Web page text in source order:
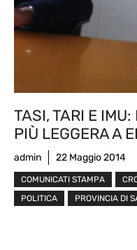
TASI, TARI E
PIÙ LEGGERA A
admin 22 Maggio 2014
COMUNICATI STAMPA
POLITICA
PROVINCIA DI